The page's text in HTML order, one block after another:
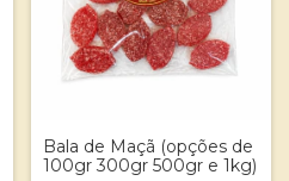
Bala de Maçã (opções de
100gr 300gr 500gr e 1kg)